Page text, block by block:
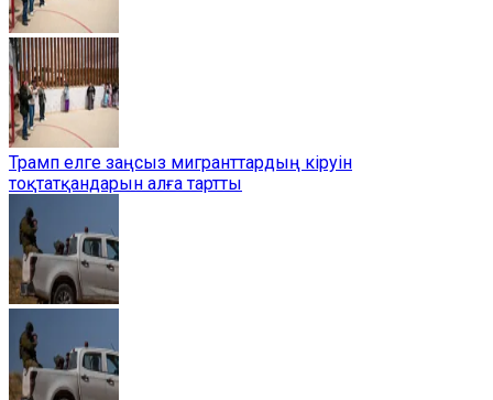
Трамп елге заңсыз мигранттардың кіруін
тоқтатқандарын алға тартты